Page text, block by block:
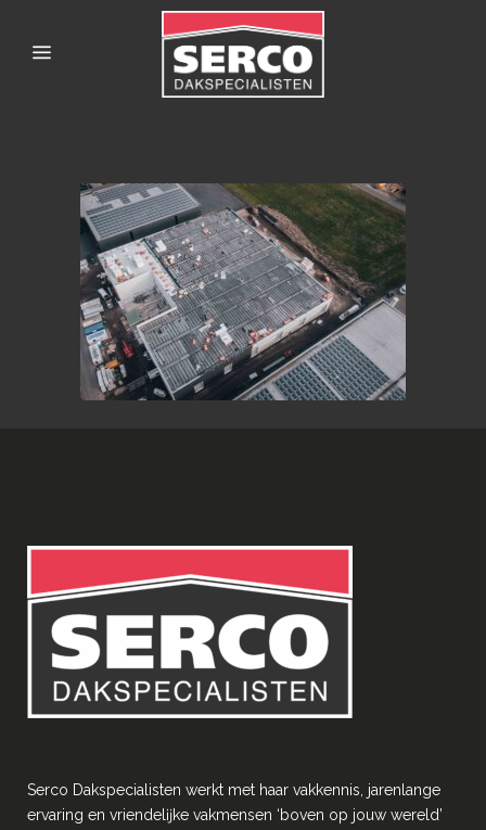
Serco Dakspecialisten werkt met haar vakkennis, jarenlange
ervaring en vriendelĳke vakmensen ‘boven op jouw wereld’